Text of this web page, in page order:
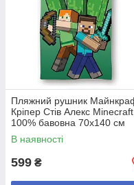
Пляжний рушник
Кріпер Стів Алекс Minecraft
100% бавовна 70х140 см
В наявності
599 ₴